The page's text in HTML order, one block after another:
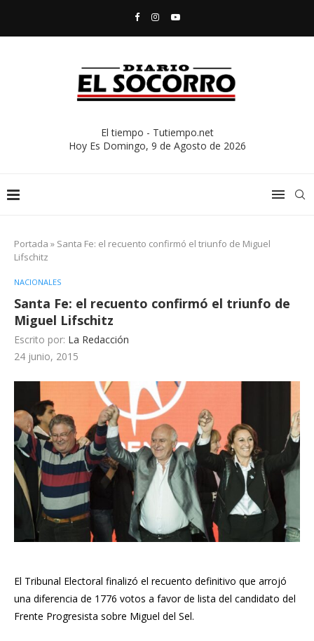
El tiempo - Tutiempo.net
Hoy Es Domingo, 9 de Agosto de 2026
Portada » Santa Fe: el recuento confirmó el triunfo de Miguel
Lifschitz
NACIONALES
Santa Fe: el recuento confirmó el triunfo de
Miguel Lifschitz
Escrito por: La Redacción
24 junio, 2015
El Tribunal Electoral finalizó el recuento definitivo que arrojó
una diferencia de 1776 votos a favor de lista del candidato del
Frente Progresista sobre Miguel del Sel.